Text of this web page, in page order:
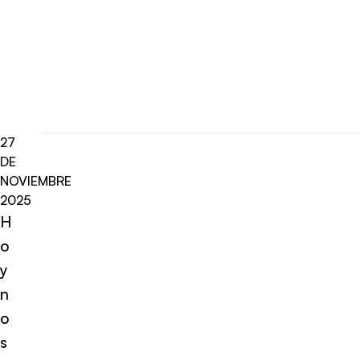
27
DE
NOVIEMBRE
2025
H
o
y
n
o
s